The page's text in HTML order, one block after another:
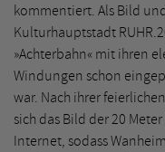
kommentiert. Als Bild
Kulturhauptstadt
»Achterbahn« mit ihren
Windungen schon
war. Nach ihrer
sich das Bild der 20
Internet, sodass